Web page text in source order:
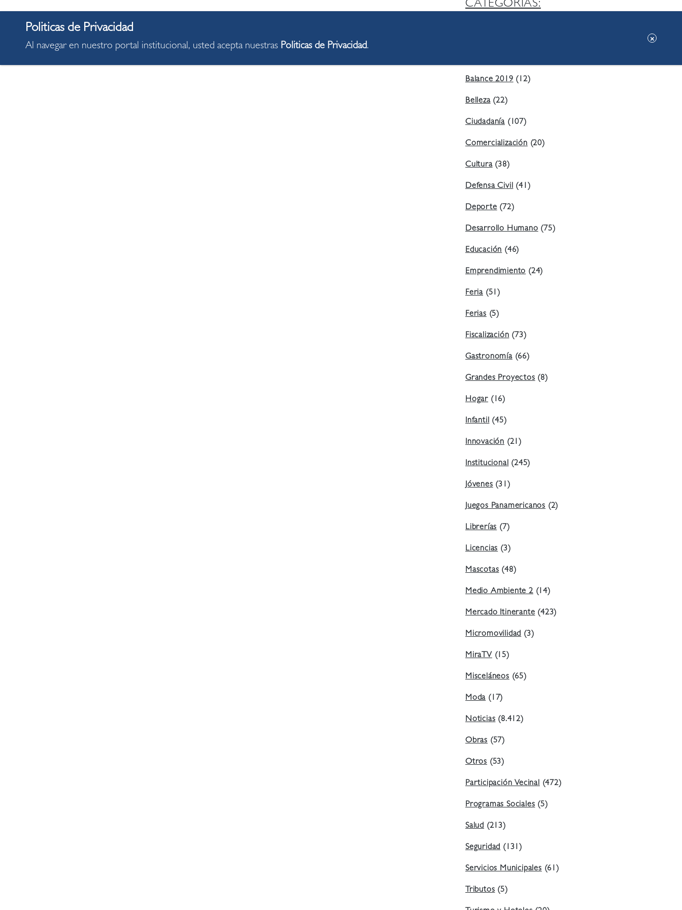
CATEGORIAS:
Balance 2019(12)
Belleza(22)
Ciudadanía (107)
Comercialización(20)
Cultura(38)
Defensa Civil(41)
Deporte(72)
Desarrollo Humano(75)
Educación(46)
Emprendimiento(24)
Feria (51)
Ferias(5)
Fiscalización(73)
Gastronomía(66)
Grandes Proyectos(8)
Hogar (16)
Infantil(45)
Innovación (21)
Institucional(245)
Jóvenes(31)
Juegos Panamericanos (2)
Librerías(7)
Licencias(3)
Mascotas(48)
Medio Ambiente 2(14)
Mercado Itinerante(423)
Micromovilidad(3)
MiraTV(15)
Misceláneos(65)
Moda(17)
Noticias(8.412)
Obras (57)
Otros (53)
Participación Vecinal(472)
Programas Sociales(5)
Salud (213)
Seguridad(131)
Servicios Municipales(61)
Tributos(5)
Al navegar en nuestro portal institucional, usted acepta nuestras Politicas de Privacidad.